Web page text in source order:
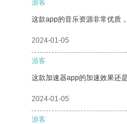
游客
这款app的音乐资源非常优质
2024-01-05
游客
这款加速器app的加速效果还
2024-01-05
游客